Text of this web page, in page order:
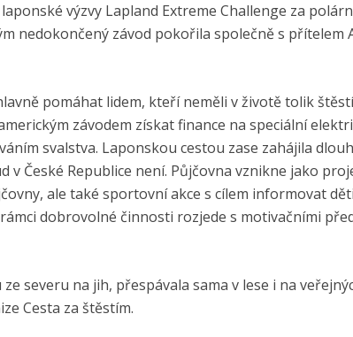
výzvy Lapland Extreme Challenge za
nedokončený závod pokořila společně s přítelem
pomáhat lidem, kteří neměli v životě tolik
závodem získat finance na speciální
svalstva. Laponskou cestou zase zahájila
České Republice není. Půjčovna vznikne jako
ale také sportovní akce s cílem informovat
dobrovolné činnosti rozjede s motivačními
severu na jih, přespávala sama v lese i na
Cesta za štěstím.